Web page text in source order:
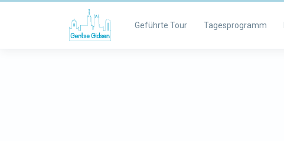
Geführte Tour Tagesprogramm